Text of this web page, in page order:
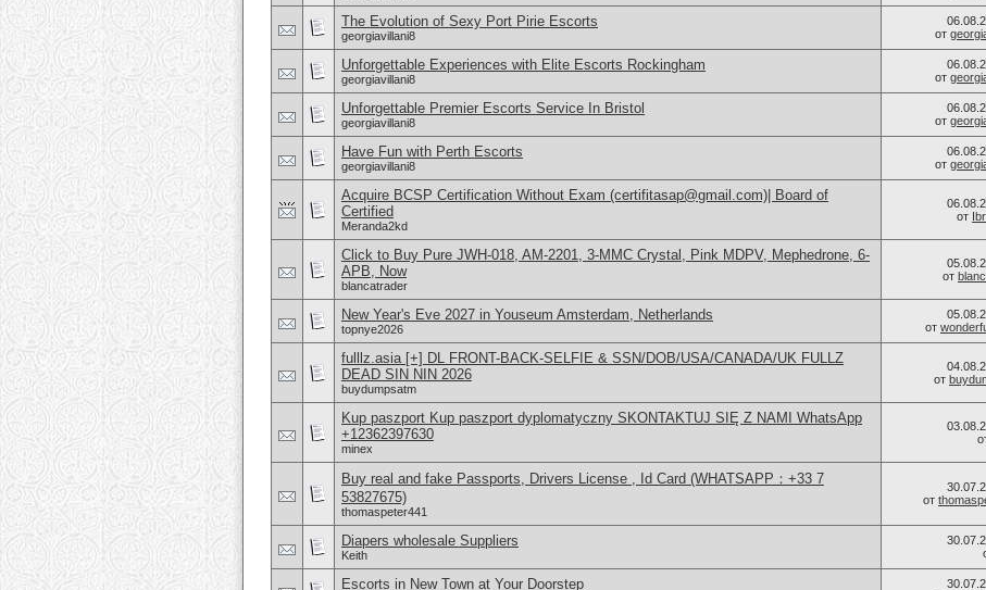
The Evolution of Sexy Port Pirie Escorts
georgiavillani8
от
Unforgettable Experiences with Elite Escorts Rockingham
georgiavillani8
от
Unforgettable Premier Escorts Service In Bristol
georgiavillani8
от
Have Fun with Perth Escorts
georgiavillani8
от
Acquire BCSP Certification Without Exam (certifitasap@gmail.com)| Board of
Certified
Meranda2kd
от
Click to Buy Pure JWH-018, AM-2201, 3-MMC Crystal, Pink MDPV, Mephedrone, 6-
APB, Now
blancatrader
от
New Year's Eve 2027 in Youseum Amsterdam, Netherlands
topnye2026
от
fulllz.asia [+] DL FRONT-BACK-SELFIE & SSN/DOB/USA/CANADA/UK FULLZ
DEAD SIN NIN 2026
buydumpsatm
от
Kup paszport Kup paszport dyplomatyczny SKONTAKTUJ SIĘ Z NAMI WhatsApp
+12362397630
minex
Buy real and fake Passports, Drivers License , Id Card (WHATSAPP：+33 7
53827675)
thomaspeter441
от
Diapers wholesale Suppliers
Keith
Escorts in New Town at Your Doorstep